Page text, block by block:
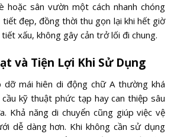
hoặc sân vườn một cách nhanh chóng
đẹp, đồng thời thu gọn lại khi hết giờ
xấu, không gây cản trở lối đi chung.
và Tiện Lợi Khi Sử Dụng
dỡ mái hiên di động chữ A thường khá
kỹ thuật phức tạp hay can thiệp sâu
Khả năng di chuyển cũng giúp việc vệ
dễ dàng hơn. Khi không cần sử dụng